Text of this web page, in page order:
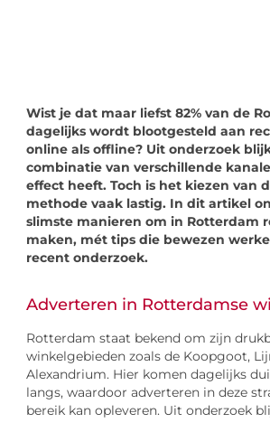
Wist je dat maar liefst 82% van de
dagelijks wordt blootgesteld aan
online als offline? Uit onderzoek
combinatie van verschillende
effect heeft. Toch is het kiezen van
methode vaak lastig. In dit artikel
slimste manieren om in Rotterdam
maken, mét tips die bewezen
recent onderzoek.
Adverteren in Rotterdamse
Rotterdam staat bekend om zijn
winkelgebieden zoals de Koopgoot,
Alexandrium. Hier komen dagelijks
langs, waardoor adverteren in deze
bereik kan opleveren. Uit onderzoek